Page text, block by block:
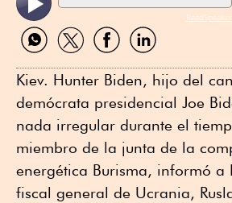
ReadSpeaker
Compartir
por
Compartir
por
Compartir
por
Compartir
por
Kiev. Hunter Biden, hijo del
demócrata presidencial Joe
nada irregular durante el
miembro de la junta de la
energética Burisma, informó a
fiscal general de Ucrania,